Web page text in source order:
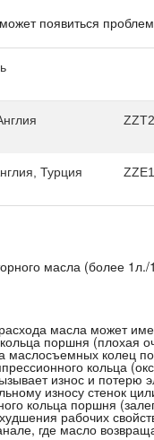
появиться
Турция
масла (более 1л./
масла может
поршня (плохая
маслосъемных колец
кольца
износ и потерю
износу стенок
кольца поршня
рабочих
где масло